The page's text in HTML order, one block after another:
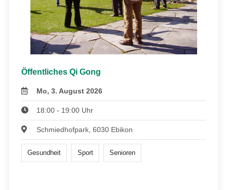
Öffentliches Qi Gong
Mo, 3. August 2026
18:00 - 19:00 Uhr
Schmiedhofpark, 6030 Ebikon
Gesundheit Sport Senioren